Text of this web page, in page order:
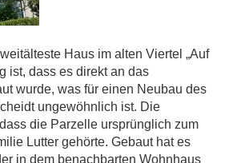
Haus im alten Viertel „Auf
ist, dass es direkt an das
wurde, was für einen Neubau des
ungewöhnlich ist. Die
die Parzelle ursprünglich zum
Lutter gehörte. Gebaut hat es
in dem benachbarten Wohnhaus